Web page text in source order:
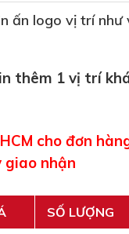
ấn logo vị trí
thêm 1 vị trí
cho đơn
giao nhận
SỐ LƯỢNG